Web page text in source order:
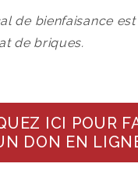
de bienfaisance
de briques.
ICI POUR
DON EN